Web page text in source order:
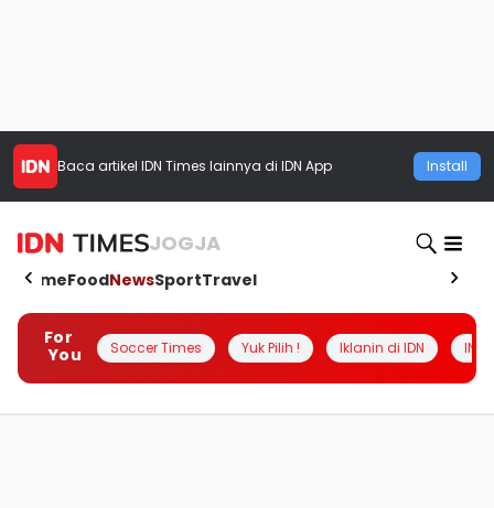
Baca artikel IDN Times lainnya di IDN App Install
JOGJA
HomeFoodNewsSportTravel
For
You
Soccer Times Yuk Pilih ! Iklanin di IDN